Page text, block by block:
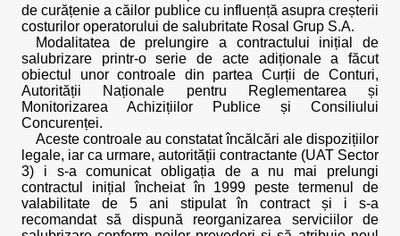
de curățenie a căilor publice cu influență asupra creșterii
costurilor operatorului de salubritate Rosal Grup S.A.
Modalitatea de prelungire a contractului inițial de
salubrizare printr-o serie de acte adiționale a făcut
obiectul unor controale din partea Curții de Conturi,
Autorității Naționale pentru Reglementarea și
Monitorizarea Achizițiilor Publice și Consiliului
Concurenței.
Aceste controale au constatat încălcări ale dispozițiilor
legale, iar ca urmare, autorității contractante (UAT Sector
3) i s-a comunicat obligația de a nu mai prelungi
contractul inițial încheiat în 1999 peste termenul de
valabilitate de 5 ani stipulat în contract și i s-a
recomandat să dispună reorganizarea serviciilor de